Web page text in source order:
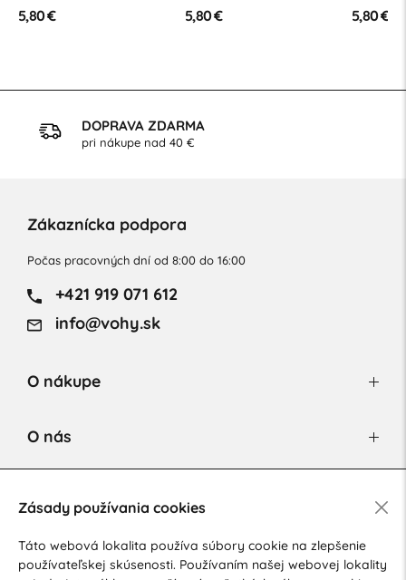
5,80 € 5,80 € 5,80 €
DOPRAVA ZDARMA
pri nákupe nad 40 €
Zákaznícka podpora
Počas pracovných dní od 8:00 do 16:00
+421 919 071 612
info@vohy.sk
O nákupe
O nás
Súhlasím so spracovaním osobných údajov pre marketingové
Zásady používania cookies
Táto webová lokalita používa súbory cookie na zlepšenie
používateľskej skúsenosti. Používaním našej webovej lokality